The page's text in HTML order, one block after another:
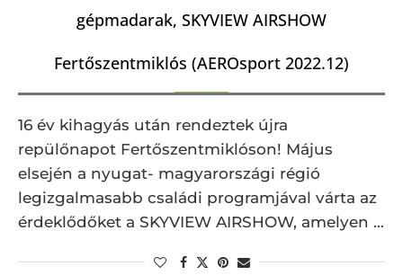
gépmadarak, SKYVIEW AIRSHOW
Fertőszentmiklós (AEROsport 2022.12)
16 év kihagyás után rendeztek újra
repülőnapot Fertőszentmiklóson! Május
elsején a nyugat- magyarországi régió
legizgalmasabb családi programjával várta az
érdeklődőket a SKYVIEW AIRSHOW, amelyen …